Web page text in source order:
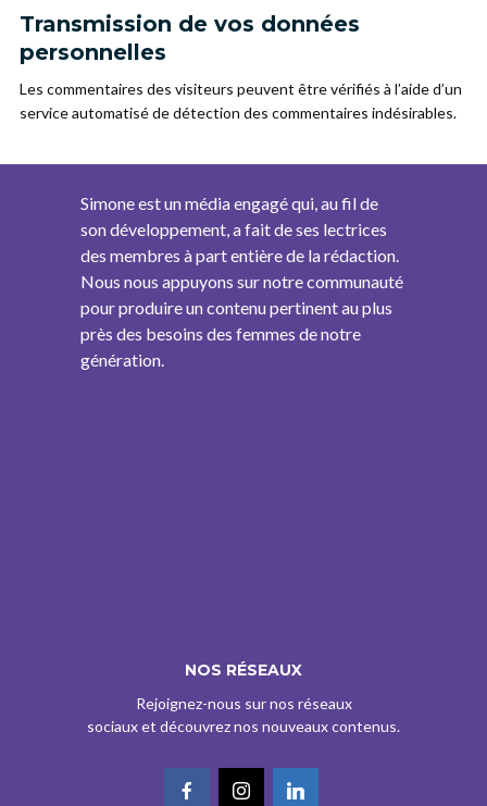
Transmission de vos données
personnelles
Les commentaires des visiteurs peuvent être vérifiés à l’aide d’un
service automatisé de détection des commentaires indésirables.
Simone est un média engagé qui, au fil de
son développement, a fait de ses lectrices
des membres à part entière de la rédaction.
Nous nous appuyons sur notre communauté
pour produire un contenu pertinent au plus
près des besoins des femmes de notre
génération.
NOS RÉSEAUX
Rejoignez-nous sur nos réseaux
sociaux et découvrez nos nouveaux contenus.